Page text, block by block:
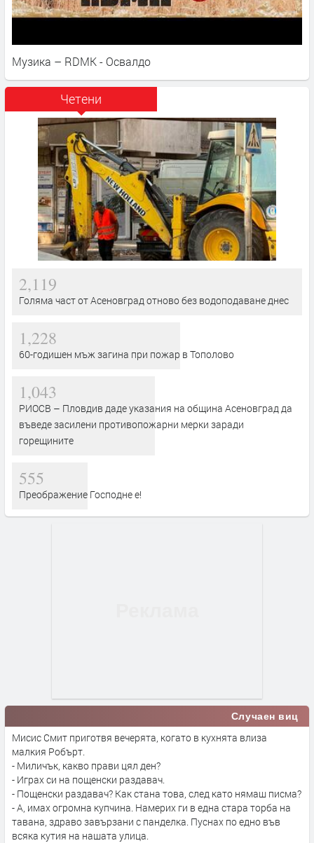
Музика – RDMK - Освалдо
Четени
2,119
Голяма част от Асеновград отново без водоподаване днес
1,228
60-годишен мъж загина при пожар в Тополово
1,043
РИОСВ – Пловдив даде указания на община Асеновград да
въведе засилени противопожарни мерки заради
горещините
555
Преображение Господне е!
Случаен виц
Мисис Смит приготвя вечерята, когато в кухнята влиза
малкия Робърт.
- Миличък, какво прави цял ден?
- Играх си на пощенски раздавач.
- Пощенски раздавач? Как стана това, след като нямаш писма?
- А, имах огромна купчина. Намерих ги в една стара торба на
тавана, здраво завързани с панделка. Пуснах по едно във
всяка кутия на нашата улица.